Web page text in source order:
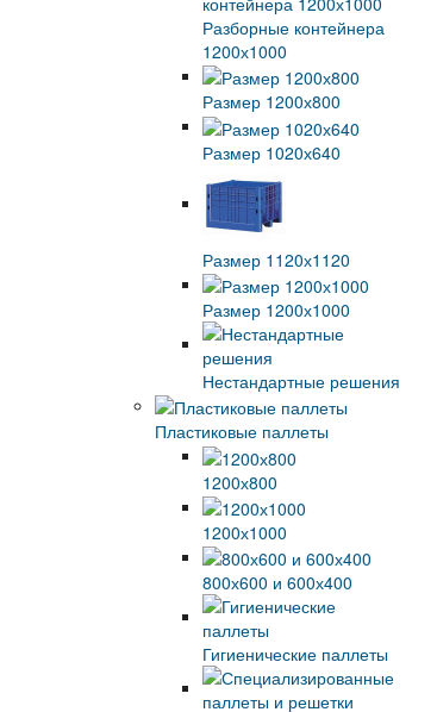
Разборные контейнера
1200х1000
Размер 1200х800
Размер 1020х640
Размер 1120х1120
Размер 1200х1000
Нестандартные решения
Пластиковые паллеты
1200х800
1200х1000
800х600 и 600х400
Гигиенические паллеты